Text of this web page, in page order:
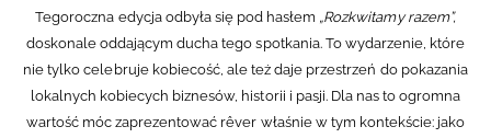
Tegoroczna edycja odbyła się pod hasłem „Rozkwitamy razem”,
doskonale oddającym ducha tego spotkania. To wydarzenie, które
nie tylko celebruje kobiecość, ale też daje przestrzeń do pokazania
lokalnych kobiecych biznesów, historii i pasji. Dla nas to ogromna
wartość móc zaprezentować rêver właśnie w tym kontekście: jako